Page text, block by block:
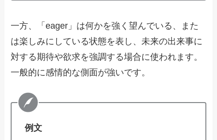
一方、「eager」は何かを強く望んでいる、また
は楽しみにしている状態を表し、未来の出来事に
対する期待や欲求を強調する場合に使われます。
一般的に感情的な側面が強いです。
例文